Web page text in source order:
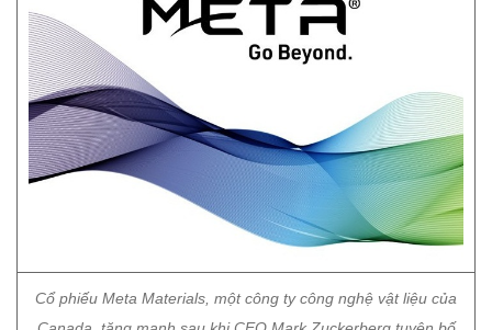
Cổ phiếu Meta Materials, một công ty công nghệ vật liệu của